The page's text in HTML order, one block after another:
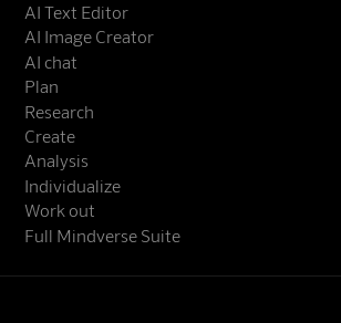
AI Text Editor
AI Image Creator
AI chat
Plan
Research
Create
Analysis
Individualize
Work out
Full Mindverse Suite